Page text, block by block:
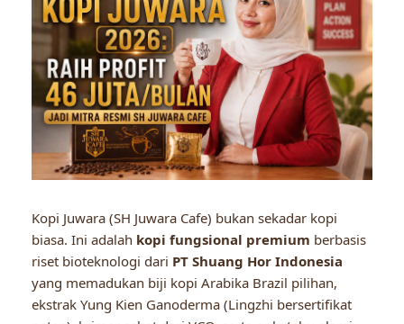
Kopi Juwara (SH Juwara Cafe) bukan sekadar kopi
biasa. Ini adalah kopi fungsional premium berbasis
riset bioteknologi dari PT Shuang Hor Indonesia
yang memadukan biji kopi Arabika Brazil pilihan,
ekstrak Yung Kien Ganoderma (Lingzhi bersertifikat